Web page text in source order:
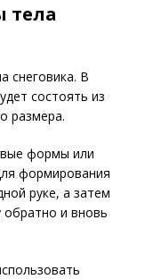
тела
снеговика. В
состоять из
размера.
формы или
формирования
руке, а затем
обратно и вновь